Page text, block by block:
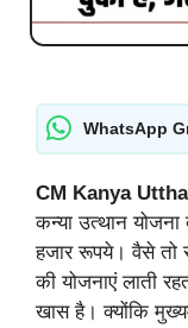
WhatsApp
CM Kanya
कन्या उत्थान
हजार रूपये। वैसे तो
की योजनाएं लाती
खास है। क्योंकि